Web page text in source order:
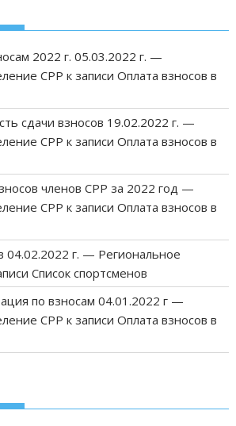
2022 г. 05.03.2022 г. —
СРР к записиОплата взносов в
сдачи взносов 19.02.2022 г. —
СРР к записиОплата взносов в
членов СРР за 2022 год —
СРР к записиОплата взносов в
04.02.2022 г. — Региональное
Список спортсменов
по взносам 04.01.2022 г —
СРР к записиОплата взносов в